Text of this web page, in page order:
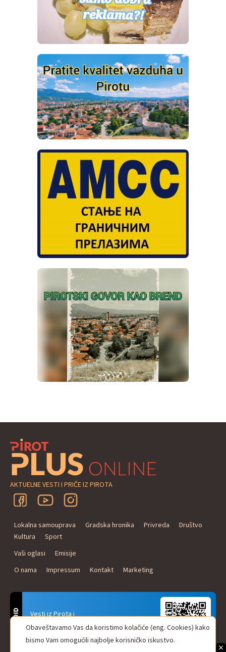
×
AKTUELNE VESTI I PRIČE IZ PIROTA
Lokalna samouprava Gradska hronika Privreda
Društvo
Kultura
Sport
Vaši oglasi
Emisije
O nama
Impressum Kontakt Marketing
Vesti iz Pirota i
Naxi Plus Radio
Uvek u Vašem džepu!
ANDROID Obaveštavamo Vas da koristimo kolačiće (eng. Cookies) kako
bismo Vam omogućili najbolje korisničko iskustvo.